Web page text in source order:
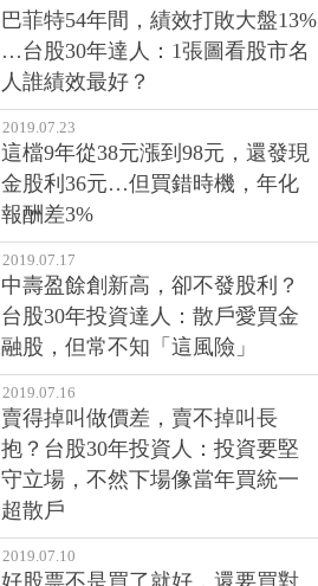
巴菲特54年間，績效打敗大盤13%
…台股30年達人：1張圖看股市名
人誰績效最好？
2019.07.23
這檔9年從38元漲到98元，還發現
金股利36元…但買錯時機，年化
報酬差3%
2019.07.17
中壽盈餘創新高，卻不發股利？
台股30年投資達人：散戶愛買金
融股，但常不知「這風險」
2019.07.16
賣得掉叫做價差，賣不掉叫長
抱？台股30年投資人：投資要堅
守立場，不然下場像當年買統一
超散戶
2019.07.10
好股票不是買了就好，還要買對